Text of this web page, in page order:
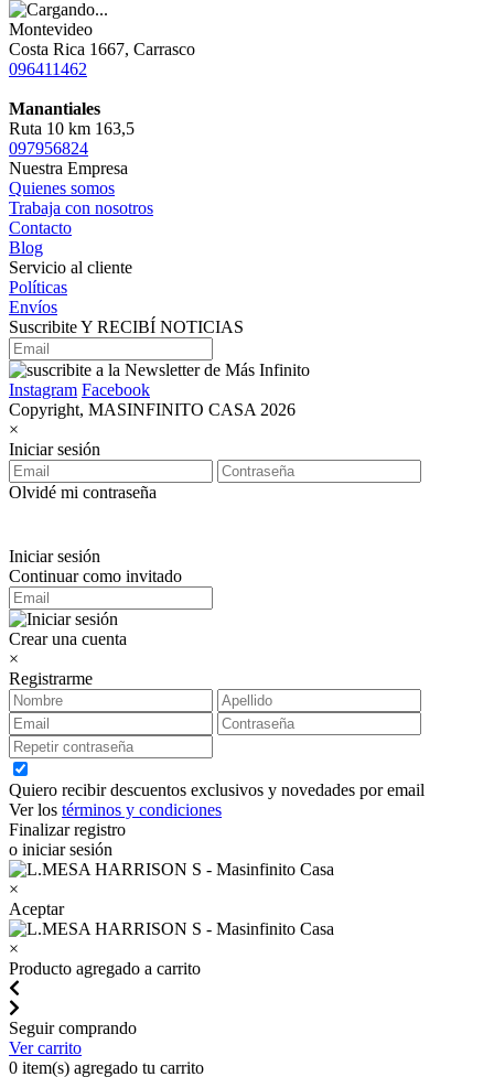
Montevideo
Costa Rica 1667, Carrasco
096411462
Manantiales
Ruta 10 km 163,5
097956824
Nuestra Empresa
Quienes somos
Trabaja con nosotros
Contacto
Blog
Servicio al cliente
Políticas
Envíos
Suscribite Y RECIBÍ NOTICIAS
Instagram Facebook
Copyright, MASINFINITO CASA 2026
×
Iniciar sesión
Olvidé mi contraseña
Iniciar sesión
Continuar como invitado
Crear una cuenta
×
Registrarme
Quiero recibir descuentos exclusivos y novedades por email
Ver los términos y condiciones
Finalizar registro
o iniciar sesión
×
Aceptar
×
Producto agregado a carrito
Seguir comprando
Ver carrito
0 item(s) agregado tu carrito